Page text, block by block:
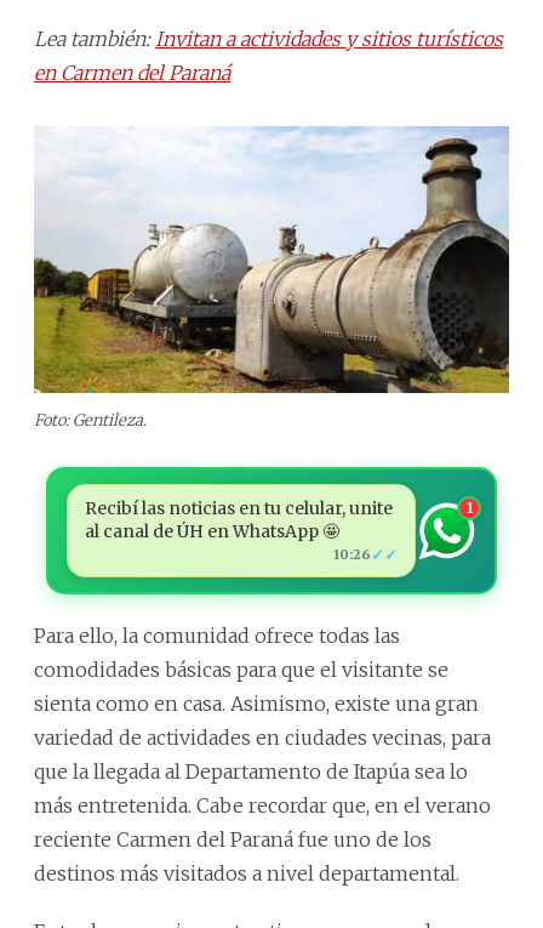
Lea también: Invitan a actividades y sitios turísticos
en Carmen del Paraná
Foto: Gentileza.
Recibí las noticias en tu celular, unite
al canal de ÚH en WhatsApp 🤩
10:26 ✓✓
1
Para ello, la comunidad ofrece todas las
comodidades básicas para que el visitante se
sienta como en casa. Asimismo, existe una gran
variedad de actividades en ciudades vecinas, para
que la llegada al Departamento de Itapúa sea lo
más entretenida. Cabe recordar que, en el verano
reciente Carmen del Paraná fue uno de los
destinos más visitados a nivel departamental.